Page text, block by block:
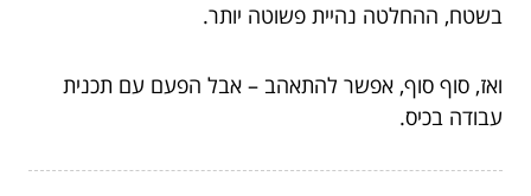
בשטח, ההחלטה נהיית פשוטה יותר.
ואז, סוף סוף, אפשר להתאהב – אבל הפעם עם תכנית
עבודה בכיס.